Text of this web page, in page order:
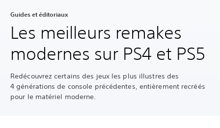
Guides et éditoriaux
Les meilleurs remakes
modernes sur PS4 et PS5
Redécouvrez certains des jeux les plus illustres des
4 générations de console précédentes, entièrement recréés
pour le matériel moderne.